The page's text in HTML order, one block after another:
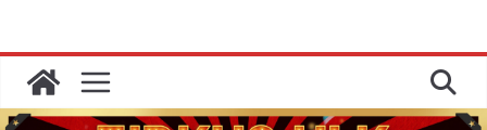
springen